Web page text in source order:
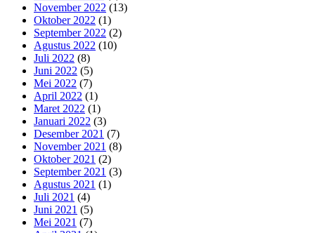
November 2022 (13)
Oktober 2022 (1)
September 2022 (2)
Agustus 2022 (10)
Juli 2022 (8)
Juni 2022 (5)
Mei 2022 (7)
April 2022 (1)
Maret 2022 (1)
Januari 2022 (3)
Desember 2021 (7)
November 2021 (8)
Oktober 2021 (2)
September 2021 (3)
Agustus 2021 (1)
Juli 2021 (4)
Juni 2021 (5)
Mei 2021 (7)